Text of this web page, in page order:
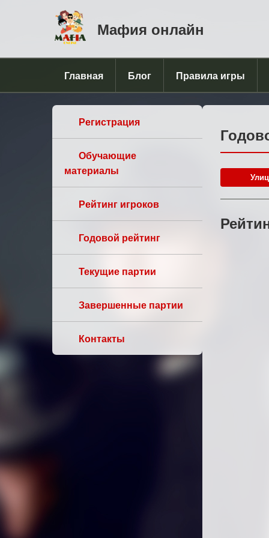
Мафия онлайн
Главная Блог Правила игры
Регистрация
Обучающие
материалы
Рейтинг игроков
Годовой рейтинг
Текущие партии
Завершенные партии
Контакты